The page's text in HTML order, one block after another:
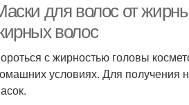
для волос от
волос
с жирностью головы
условиях. Для получения